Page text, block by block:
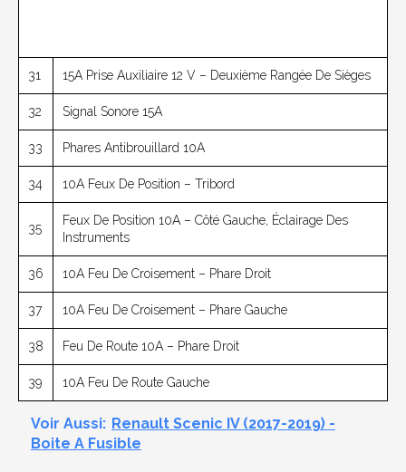
31 15A Prise Auxiliaire 12 V – Deuxième Rangée De Sièges
32 Signal Sonore 15A
33 Phares Antibrouillard 10A
34 10A Feux De Position – Tribord
35
Feux De Position 10A – Côté Gauche, Éclairage Des
Instruments
36 10A Feu De Croisement – Phare Droit
37 10A Feu De Croisement – Phare Gauche
38 Feu De Route 10A – Phare Droit
39 10A Feu De Route Gauche
Voir Aussi: Renault Scenic IV (2017-2019) -
Boite A Fusible